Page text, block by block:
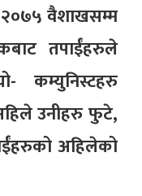
वैशाखसम्म
तपाईंहरुले
कम्युनिस्टहरु
उनीहरु फुटे,
अहिलेको